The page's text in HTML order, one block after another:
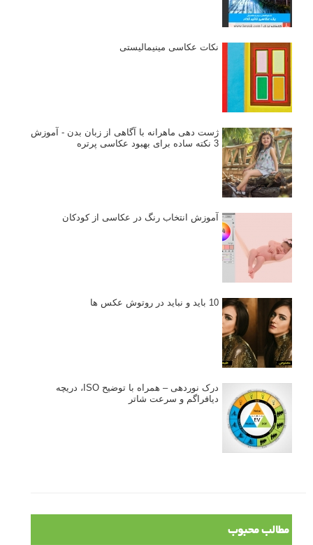
نکات عکاسی مینیمالیستی
ژست دهی ماهرانه با آگاهی از زبان بدن - آموزش
3 نکته ساده برای بهبود عکاسی پرتره
آموزش انتخاب رنگ در عکاسی از کودکان
10 باید و نباید در روتوش عکس ها
درک نوردهی – همراه با توضیح ISO، دریچه
دیافراگم و سرعت شاتر
مطالب محبوب